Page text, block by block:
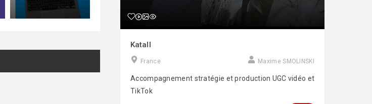
Katall
France Maxime SMOLINSKI
Accompagnement stratégie et production UGC vidéo et
TikTok